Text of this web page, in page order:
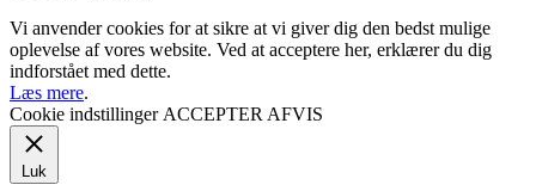
Vi anvender cookies for at sikre at vi giver dig den bedst mulige
oplevelse af vores website. Ved at acceptere her, erklærer du dig
indforstået med dette.
Læs mere.
Cookie indstillinger ACCEPTER AFVIS
Luk